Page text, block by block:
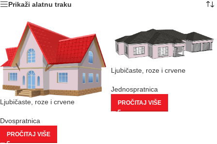
Prikaži alatnu traku
Ljubičaste, roze i crvene
Dvospratnica
PROČITAJ VIŠE
Ljubičaste, roze i crvene
Jednospratnica
PROČITAJ VIŠE